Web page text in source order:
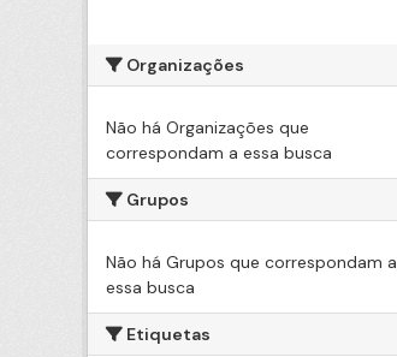
Organizações
Não há Organizações que
correspondam a essa busca
Grupos
Não há Grupos que correspondam a
essa busca
Etiquetas